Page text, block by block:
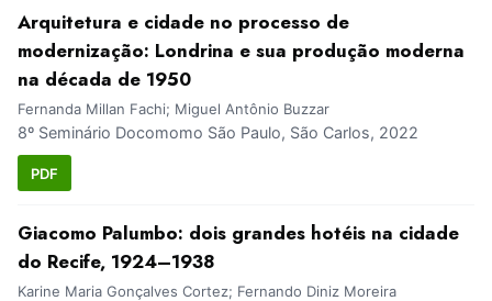
Arquitetura e cidade no processo de
modernização: Londrina e sua produção moderna
na década de 1950
Fernanda Millan Fachi; Miguel Antônio Buzzar
8º Seminário Docomomo São Paulo, São Carlos, 2022
PDF
Giacomo Palumbo: dois grandes hotéis na cidade
do Recife, 1924–1938
Karine Maria Gonçalves Cortez; Fernando Diniz Moreira